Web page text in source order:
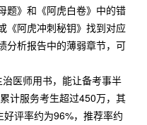
题》和《阿虎白卷》中的错
《阿虎冲刺秘钥》找到对应
分析报告中的薄弱章节，可
医师用书，能让备考事半
计服务考生超过450万，其
评率约为96%，推荐率约